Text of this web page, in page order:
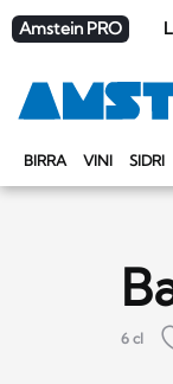
Amstein PRO
BIRRA VINI SIDRI
6 cl